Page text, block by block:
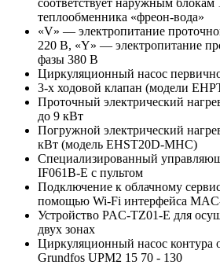
теплообменника «фреон-вода»
«V» — электропитание
220 В, «Y» — электропитание
фазы 380 В
Циркуляционный насос
3-х ходовой клапан (модели
Проточный электрический
до 9 кВт
Погружной электрический
кВт (модель EHST20D-MHC)
Специализированный
IF061B-E с пультом
Подключение к облачному
помощью Wi-Fi интерфейса
Устройство PAC-TZ01-E для
двух зонах
Циркуляционный насос контура
Grundfos UPM2 15 70 - 130